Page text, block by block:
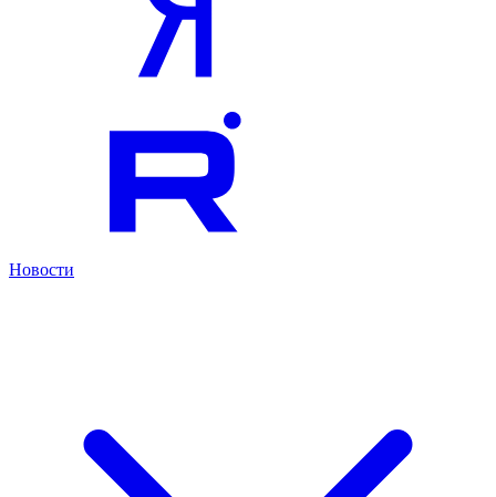
Новости